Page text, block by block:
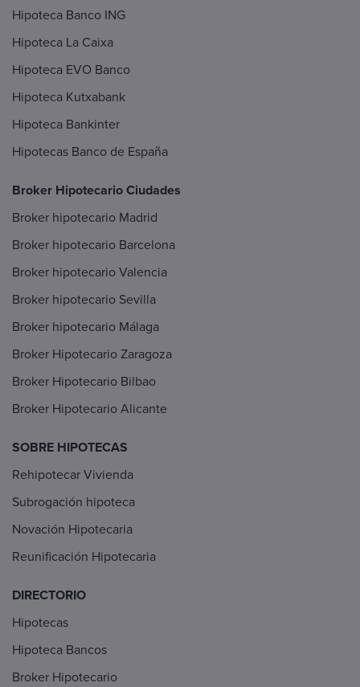
Hipoteca Banco ING
Hipoteca La Caixa
Hipoteca EVO Banco
Hipoteca Kutxabank
Hipoteca Bankinter
Hipotecas Banco de España
Broker Hipotecario Ciudades
Broker hipotecario Madrid
Broker hipotecario Barcelona
Broker hipotecario Valencia
Broker hipotecario Sevilla
Broker hipotecario Málaga
Broker Hipotecario Zaragoza
Broker Hipotecario Bilbao
Broker Hipotecario Alicante
SOBRE HIPOTECAS
Rehipotecar Vivienda
Subrogación hipoteca
Novación Hipotecaria
Reunificación Hipotecaria
DIRECTORIO
Hipotecas
Hipoteca Bancos
Broker Hipotecario